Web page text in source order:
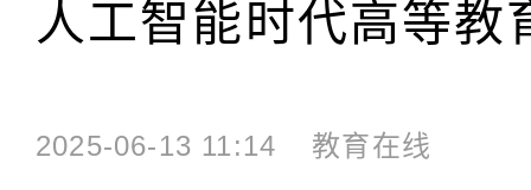
人工智能时代高等教
2025-06-13 11:14 教育在线